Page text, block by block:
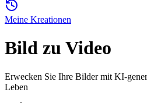
Meine Kreationen
Bild zu Video
Erwecken Sie Ihre Bilder mit KI-
Leben